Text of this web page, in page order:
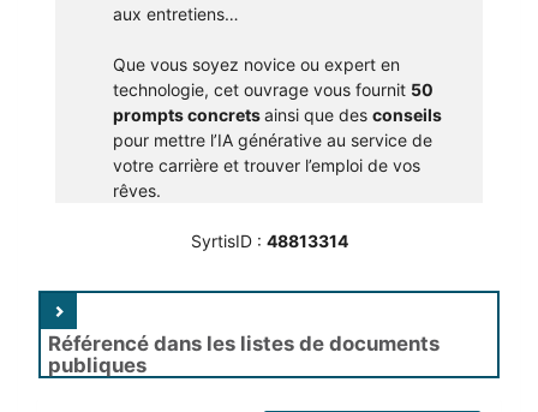
aux entretiens…
Que vous soyez novice ou expert en
technologie, cet ouvrage vous fournit 50
prompts concretsainsi que desconseils
pour mettre l’IA générative au service de
votre carrière et trouver l’emploi de vos
rêves.
SyrtisID : 48813314
Référencé dans les listes de documents
publiques